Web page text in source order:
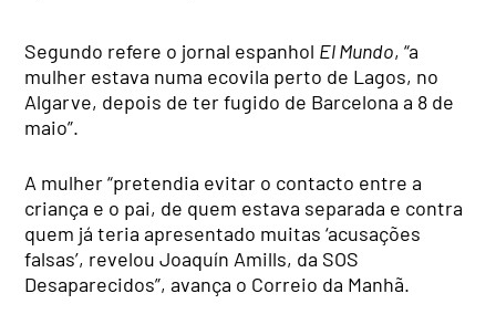
Segundo refere o jornal espanhol El Mundo, “a
mulher estava numa ecovila perto de Lagos, no
Algarve, depois de ter fugido de Barcelona a 8 de
maio”.
A mulher “pretendia evitar o contacto entre a
criança e o pai, de quem estava separada e contra
quem já teria apresentado muitas ‘acusações
falsas’, revelou Joaquín Amills, da SOS
Desaparecidos”, avança o Correio da Manhã.